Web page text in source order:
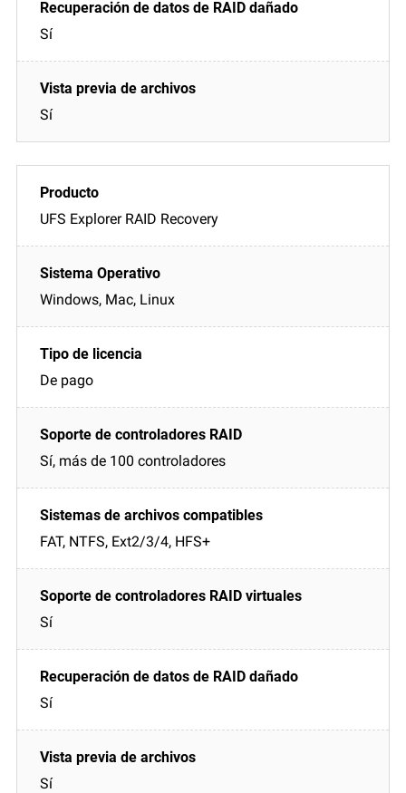
Sí
Sí
UFS Explorer RAID Recovery
Windows, Mac, Linux
De pago
Sí, más de 100 controladores
FAT, NTFS, Ext2/3/4, HFS+
Sí
Sí
Sí